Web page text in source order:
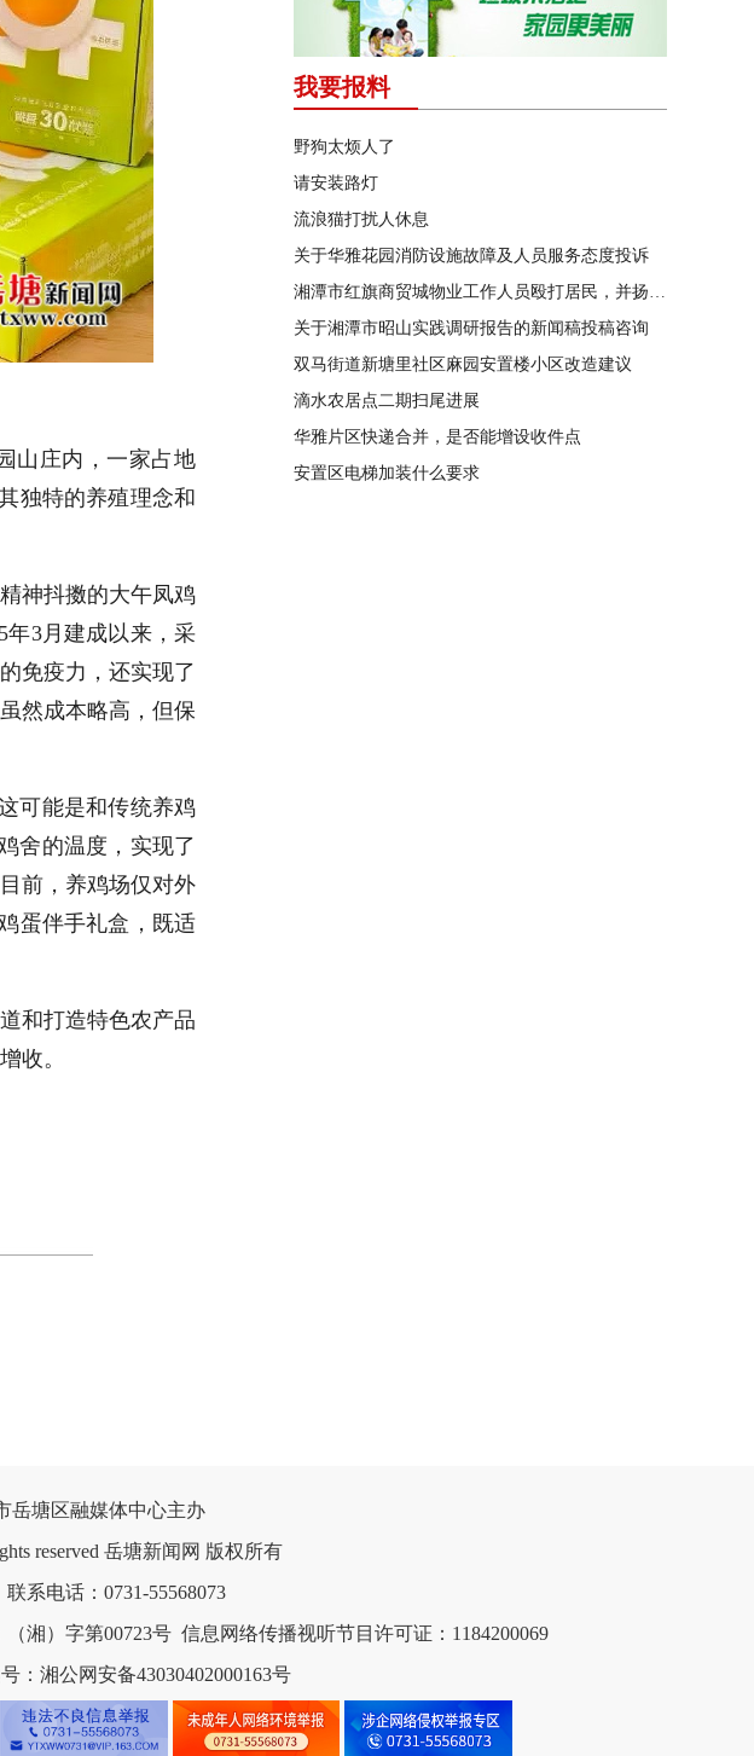
山庄内，一家占地
独特的养殖理念和
神抖擞的大午凤鸡
年3月建成以来，采
免疫力，还实现了
然成本略高，但保
可能是和传统养鸡
舍的温度，实现了
前，养鸡场仅对外
蛋伴手礼盒，既适
和打造特色农产品
收。
我要报料
野狗太烦人了
请安装路灯
流浪猫打扰人休息
关于华雅花园消防设施故障及人员服务态度投诉
湘潭市红旗商贸城物业工作人员殴打居民，并扬言恐吓“我打死你有冯友根负责”
关于湘潭市昭山实践调研报告的新闻稿投稿咨询
双马街道新塘里社区麻园安置楼小区改造建议
滴水农居点二期扫尾进展
华雅片区快递合并，是否能增设收件点
安置区电梯加装什么要求
岳塘区融媒体中心主办
reserved 岳塘新闻网 版权所有
地址：湖南省湘潭市岳塘区长塘大厦9楼  联系电话：0731-55568073
湘）字第00723号 信息网络传播视听节目许可证：1184200069
：湘公网安备43030402000163号